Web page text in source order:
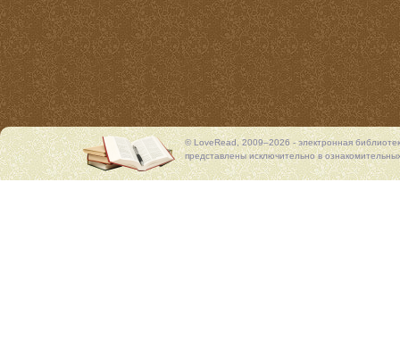
© LoveRead, 2009–2026 - электронная
представлены исключительно в